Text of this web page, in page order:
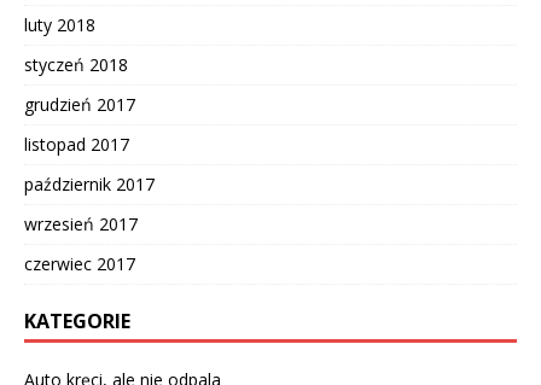
luty 2018
styczeń 2018
grudzień 2017
listopad 2017
październik 2017
wrzesień 2017
czerwiec 2017
KATEGORIE
Auto kręci, ale nie odpala